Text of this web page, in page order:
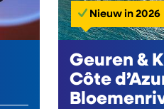
Nieuw in 2026
Geuren &
Côte